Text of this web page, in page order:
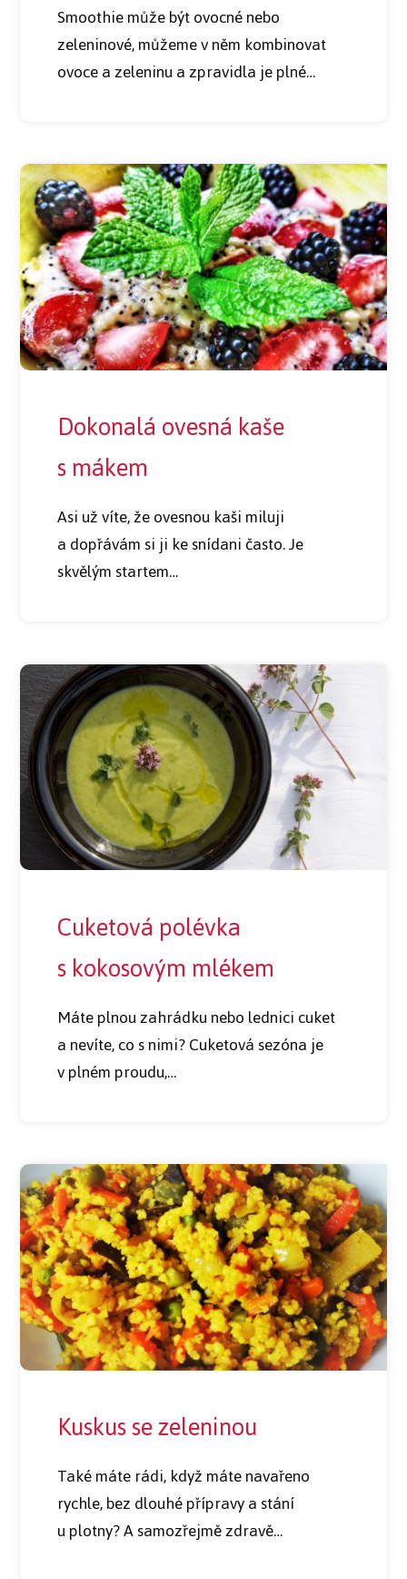
Smoothie může být ovocné nebo
zeleninové, můžeme v něm kombinovat
ovoce a zeleninu a zpravidla je plné…
Dokonalá ovesná kaše
s mákem
Asi už víte, že ovesnou kaši miluji
a dopřávám si ji ke snídani často. Je
skvělým startem…
Cuketová polévka
s kokosovým mlékem
Máte plnou zahrádku nebo lednici cuket
a nevíte, co s nimi? Cuketová sezóna je
v plném proudu,…
Kuskus se zeleninou
Také máte rádi, když máte navařeno
rychle, bez dlouhé přípravy a stání
u plotny? A samozřejmě zdravě…